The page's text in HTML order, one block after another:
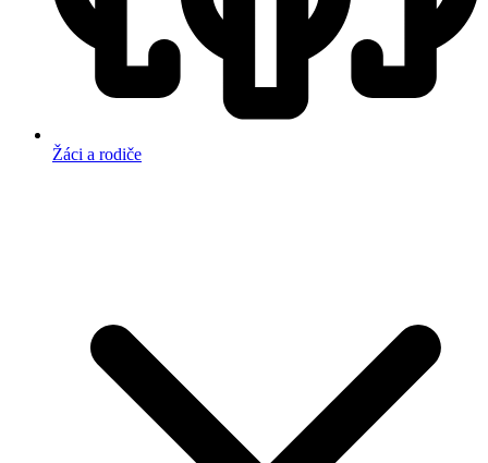
Žáci a rodiče